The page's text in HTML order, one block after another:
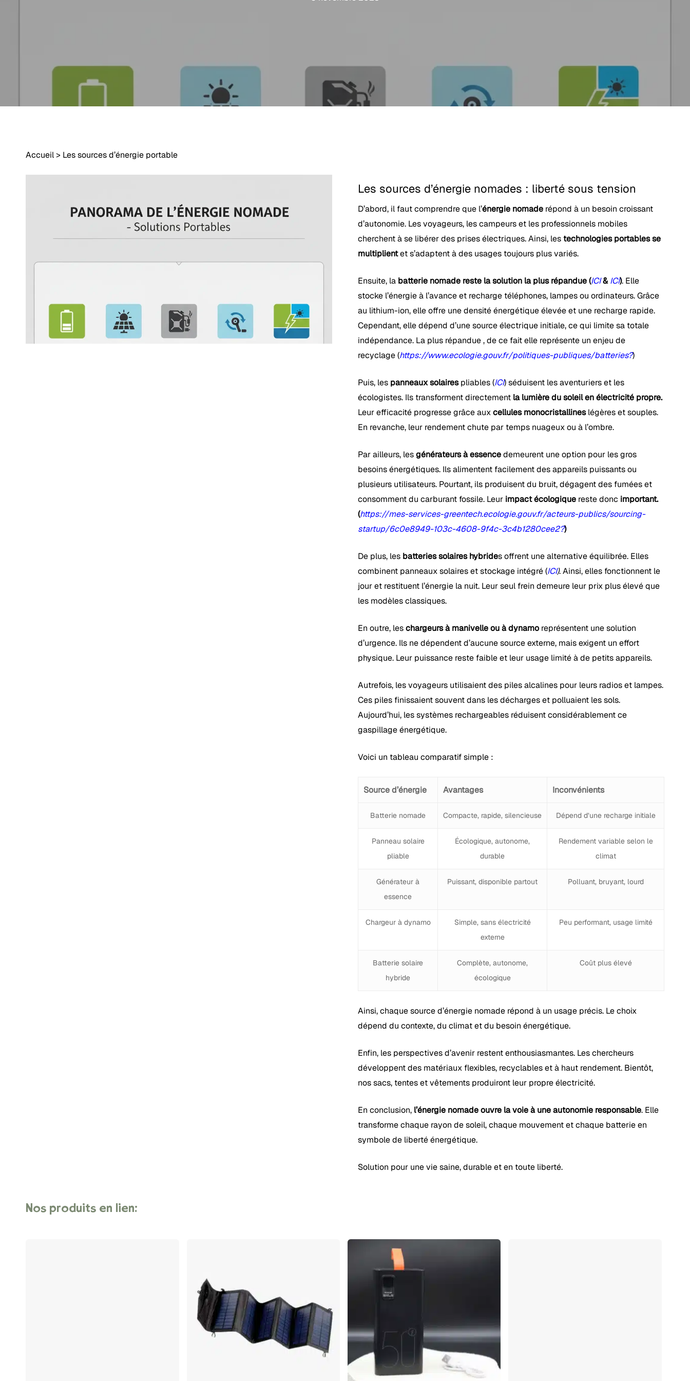
Appuyez sur Entrée pour rechercher ou sur Échap pour fermer.
Votre panier est vide.
Accueil> Les sources d’énergie portable
Les sources d’énergie nomades : liberté sous tension
D’abord, il faut comprendre que l’énergie nomade répond à un besoin croissant
d’autonomie. Les voyageurs, les campeurs et les professionnels mobiles
cherchent à se libérer des prises électriques. Ainsi, lestechnologies portables se
multiplientet s’adaptent à des usages toujours plus variés.
Ensuite, la batterie nomade reste la solution la plus répandue (ICI&ICI). Elle
stocke l’énergie à l’avance et recharge téléphones, lampes ou ordinateurs. Grâce
au lithium-ion, elle offre une densité énergétique élevée et une recharge rapide.
Cependant, elle dépend d’une source électrique initiale, ce qui limite sa totale
indépendance. La plus répandue , de ce fait elle représente un enjeu de
recyclage (https://www.ecologie.gouv.fr/politiques-publiques/batteries?)
Puis, les panneaux solairespliables (ICI) séduisent les aventuriers et les
écologistes. Ils transforment directement la lumière du soleil en électricité propre.
Leur efficacité progresse grâce auxcellules monocristallineslégères et souples.
En revanche, leur rendement chute par temps nuageux ou à l’ombre.
Par ailleurs, lesgénérateurs à essencedemeurent une option pour les gros
besoins énergétiques. Ils alimentent facilement des appareils puissants ou
plusieurs utilisateurs. Pourtant, ils produisent du bruit, dégagent des fumées et
consomment du carburant fossile. Leur impact écologique reste donc important.
(https://mes-services-greentech.ecologie.gouv.fr/acteurs-publics/sourcing-
startup/6c0e8949-103c-4608-9f4c-3c4b1280cee2?)
De plus, les batteries solaires hybrides offrent une alternative équilibrée. Elles
combinent panneaux solaires et stockage intégré (ICI). Ainsi, elles fonctionnent le
jour et restituent l’énergie la nuit. Leur seul frein demeure leur prix plus élevé que
les modèles classiques.
En outre, leschargeurs à manivelle ou à dynamoreprésentent une solution
d’urgence. Ils ne dépendent d’aucune source externe, mais exigent un effort
physique. Leur puissance reste faible et leur usage limité à de petits appareils.
Autrefois, les voyageurs utilisaient des piles alcalines pour leurs radios et lampes.
Ces piles finissaient souvent dans les décharges et polluaient les sols.
Aujourd’hui, les systèmes rechargeables réduisent considérablement ce
gaspillage énergétique.
Voici un tableau comparatif simple :
Source d’énergie Avantages Inconvénients
Batterie nomade Compacte, rapide, silencieuse Dépend d’une recharge initiale
Panneau solaire
pliable
Écologique, autonome,
durable
Rendement variable selon le
climat
Générateur à
essence
Puissant, disponible partout Polluant, bruyant, lourd
Chargeur à dynamo
Simple, sans électricité
externe
Peu performant, usage limité
Batterie solaire
hybride
Complète, autonome,
écologique
Coût plus élevé
Ainsi, chaque source d’énergie nomade répond à un usage précis. Le choix
dépend du contexte, du climat et du besoin énergétique.
Enfin, les perspectives d’avenir restent enthousiasmantes. Les chercheurs
développent des matériaux flexibles, recyclables et à haut rendement. Bientôt,
nos sacs, tentes et vêtements produiront leur propre électricité.
En conclusion, l’énergie nomade ouvre la voie à une autonomie responsable. Elle
transforme chaque rayon de soleil, chaque mouvement et chaque batterie en
symbole de liberté énergétique.
Solution pour une vie saine, durable et en toute liberté.
Nos produits en lien: